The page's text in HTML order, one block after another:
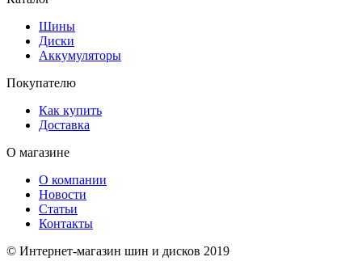
Шины
Диски
Аккумуляторы
Покупателю
Как купить
Доставка
О магазине
О компании
Новости
Статьи
Контакты
© Интернет-магазин шин и дисков 2019